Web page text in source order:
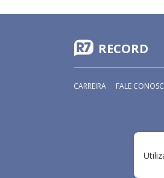
RECORD
CARREIRA FALE